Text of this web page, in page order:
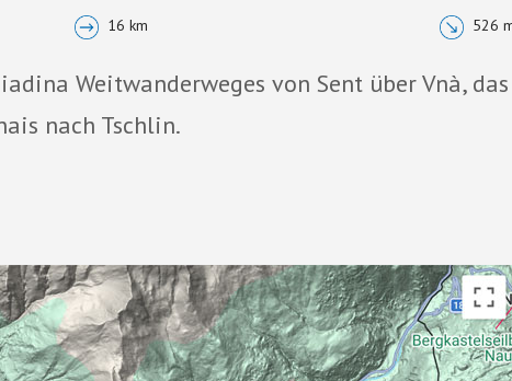
16 km 526
Weitwanderweges von Sent über Vnà, das
nach Tschlin.